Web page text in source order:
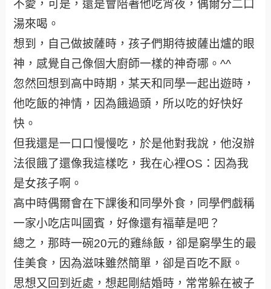
不愛，可是，還是會陪著他吃宵夜，偶爾分二口
湯來喝。
想到，自己做披薩時，孩子們期待披薩出爐的眼
神，感覺自己像個大廚師一樣的神奇哪。^^
忽然回想到高中時期，某天和同學一起出遊時，
他吃飯的神情，因為餓過頭，所以吃的好快好
快。
但我還是一口口慢慢吃，於是他對我說，他沒辦
法很餓了還像我這樣吃，我在心裡OS：因為我
是女孩子啊。
高中時偶爾會在下課後和同學外食，同學們戲稱
一家小吃店叫國賓，好像還有福華是吧？
總之，那時一碗20元的雞絲飯，卻是窮學生的最
佳美食，因為滋味雖然簡單，卻是百吃不厭。
思想又回到近處，想起剛結婚時，常常躲在被子